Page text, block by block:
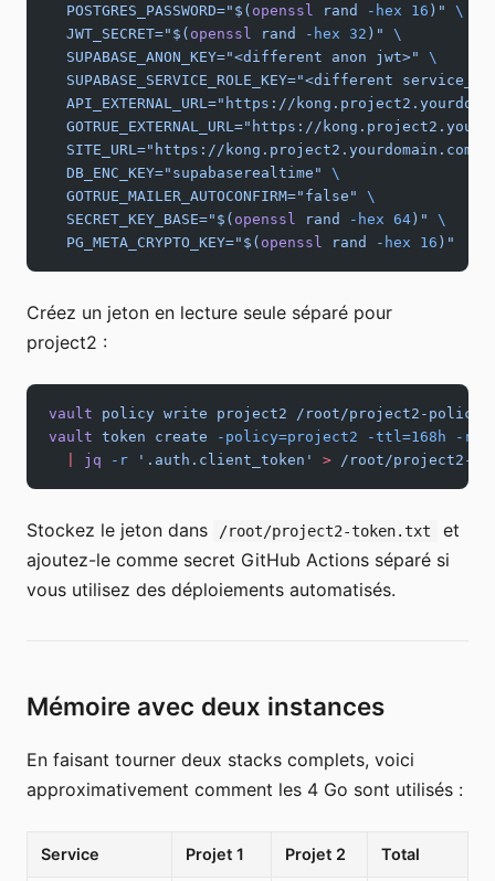
  POSTGRES_PASSWORD="$(
openssl rand -hex 16 )"
\
  JWT_SECRET="$(
openssl rand -hex 32 )"
\
  SUPABASE_ANON_KEY="<different anon jwt>"
\
SUPABASE_SERVICE_ROLE_KEY="<different
API_EXTERNAL_URL="https://
GOTRUE_EXTERNAL_URL="https://
  SITE_URL="https://kong.project2.yourdomain.com"
  DB_ENC_KEY="supabaserealtime"
\
  GOTRUE_MAILER_AUTOCONFIRM="false"
\
  SECRET_KEY_BASE="$(
openssl rand -hex 64 )"
\
  PG_META_CRYPTO_KEY="$(
openssl rand -hex 16 )"
Créez un jeton en lecture seule séparé pour
project2 :
vault policy write project2 /root/project2-
vault token create -policy=project2 -ttl=168h -
jq -r '.auth.client_token' > /root/project2-
Stockez le jeton dans /root/project2-token.txt
et
ajoutez-le comme secret GitHub Actions séparé si
vous utilisez des déploiements automatisés.
Mémoire avec deux instances
En faisant tourner deux stacks complets, voici
approximativement comment les 4 Go sont utilisés :
Service Projet 1 Projet 2 Total